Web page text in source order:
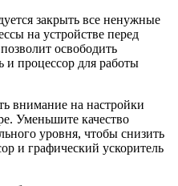
закрыть все ненужные
на устройстве перед
освободить
и процессор для работы
внимание на настройки
Уменьшите качество
уровня, чтобы снизить
и графический ускоритель